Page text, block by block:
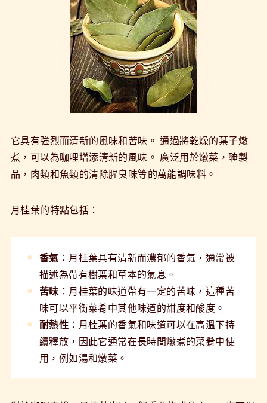
它具有強烈而清新的風味和苦味。 通過將乾燥的葉子燉
煮，可以為咖哩增添清新的風味。 廣泛用於燉菜，醃製
品，肉類和魚類的清除腥臭味等的萬能調味料。
月桂葉的特點包括：
香氣 ：月桂葉具有清新而濃郁的香氣，通常被
描述為帶有樹葉和草本的氣息。
苦味 ：月桂葉的味道帶有一定的苦味，這種苦
味可以平衡菜肴中其他味道的甜度和酸度。
耐熱性 ：月桂葉的香氣和味道可以在高溫下持
續釋放，因此它通常在長時間燉煮的菜肴中使
用，例如湯和燉菜。